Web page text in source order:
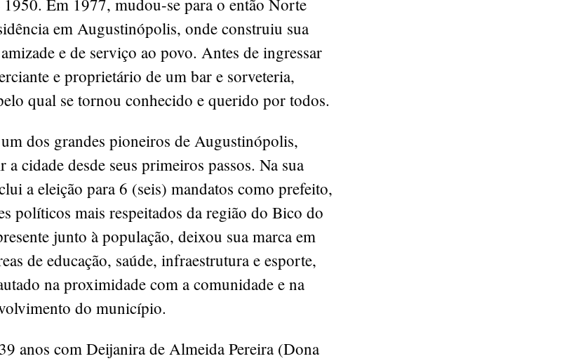
1950. Em 1977, mudou-se para o então Norte
em Augustinópolis, onde construiu sua
e de serviço ao povo. Antes de ingressar
e proprietário de um bar e sorveteria,
qual se tornou conhecido e querido por todos.
dos grandes pioneiros de Augustinópolis,
cidade desde seus primeiros passos. Na sua
a eleição para 6 (seis) mandatos como prefeito,
políticos mais respeitados da região do Bico do
junto à população, deixou sua marca em
de educação, saúde, infraestrutura e esporte,
na proximidade com a comunidade e na
do município.
anos com Deijanira de Almeida Pereira (Dona